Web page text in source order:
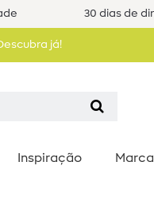
30 dias de
já!
Inspiração